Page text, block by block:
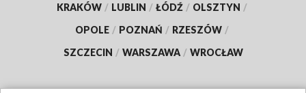
KRAKÓW / LUBLIN / ŁÓDŹ / OLSZTYN /
OPOLE / POZNAŃ / RZESZÓW /
SZCZECIN / WARSZAWA / WROCŁAW